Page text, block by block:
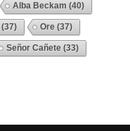
Alba Beckam (40)
(37) Ore (37)
Señor Cañete (33)